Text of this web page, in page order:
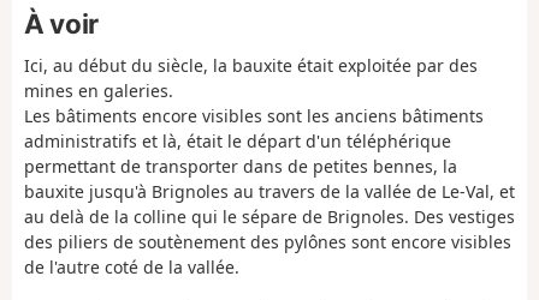
À voir
Ici, au début du siècle, la bauxite était exploitée par des
mines en galeries.
Les bâtiments encore visibles sont les anciens bâtiments
administratifs et là, était le départ d'un téléphérique
permettant de transporter dans de petites bennes, la
bauxite jusqu'à Brignoles au travers de la vallée de Le-Val, et
au delà de la colline qui le sépare de Brignoles. Des vestiges
des piliers de soutènement des pylônes sont encore visibles
de l'autre coté de la vallée.